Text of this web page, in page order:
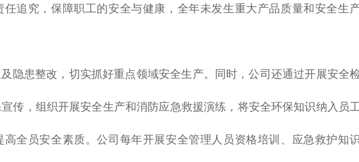
任追究，保障职工的安全与健康，全年未发生重大产品质量和安全生
隐患整改，切实抓好重点领域安全生产。同时，公司还通过开展安全
传，组织开展安全生产和消防应急救援演练，将安全环保知识纳入员
全员安全素质。公司每年开展安全管理人员资格培训、应急救护知